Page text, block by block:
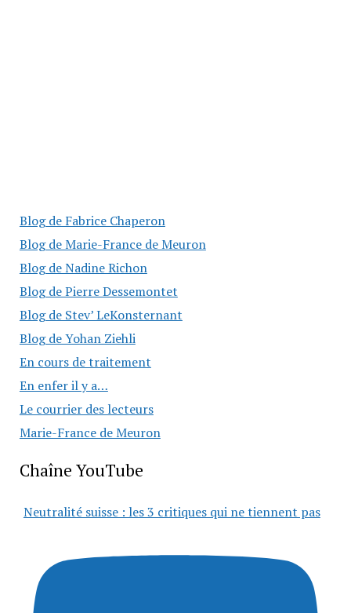
Blog de Fabrice Chaperon
Blog de Marie-France de Meuron
Blog de Nadine Richon
Blog de Pierre Dessemontet
Blog de Stev’ LeKonsternant
Blog de Yohan Ziehli
En cours de traitement
En enfer il y a…
Le courrier des lecteurs
Marie-France de Meuron
Chaîne YouTube
Neutralité suisse : les 3 critiques qui ne tiennent pas